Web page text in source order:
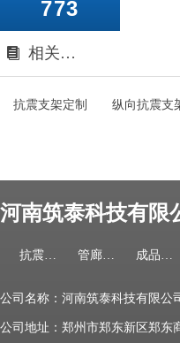
773
뀴 相关产品
抗震支架定制 纵向抗震支
抗震支架 管廊支架 成品支架
河南筑泰科技有限
公司名称：河南筑泰科技有限公
公司地址：郑州市郑东新区郑东